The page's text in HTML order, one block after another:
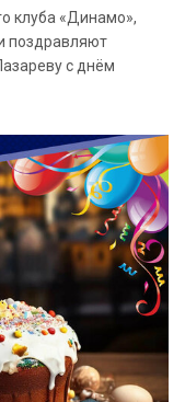
клуба «Динамо»,
поздравляют
с днём